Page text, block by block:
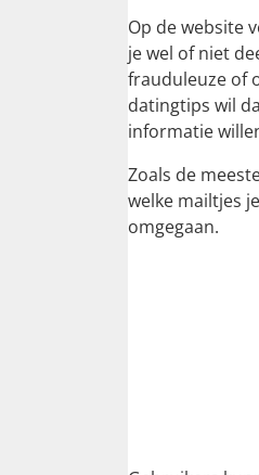
Op de website
je wel of niet
frauduleuze of
datingtips wil
informatie
Zoals de
welke mailtjes
omgegaan.